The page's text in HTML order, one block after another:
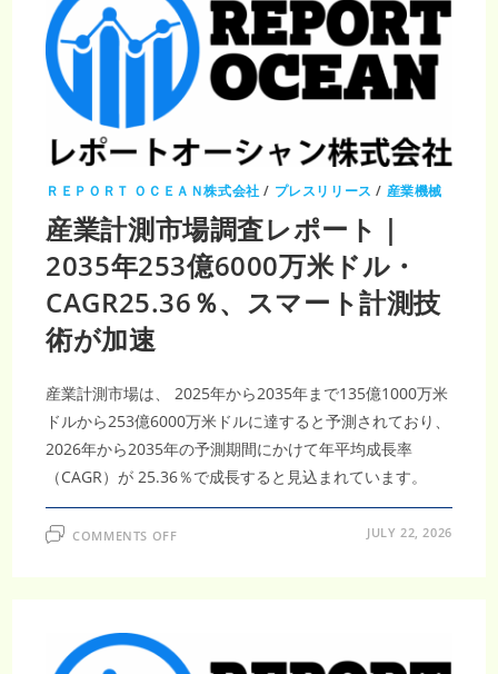
ＲＥＰＯＲＴ ＯＣＥＡＮ株式会社 / プレスリリース / 産業機械
産業計測市場調査レポート｜
2035年253億6000万米ドル・
CAGR25.36％、スマート計測技
術が加速
産業計測市場は、 2025年から2035年まで135億1000万米
ドルから253億6000万米ドルに達すると予測されており、
2026年から2035年の予測期間にかけて年平均成長率
（CAGR）が 25.36％で成長すると見込まれています。
COMMENTS OFFON
レ
JULY 22, 2026